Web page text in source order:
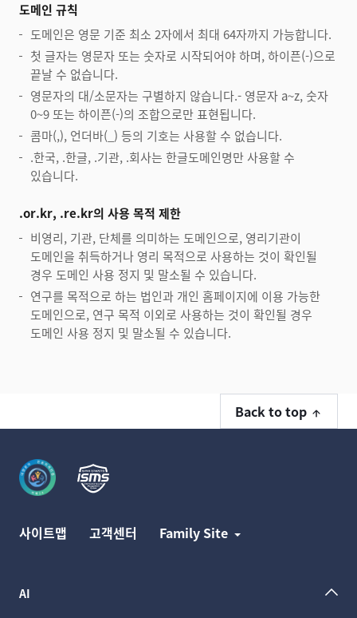
도메인 규칙
도메인은 영문 기준 최소 2자에서 최대 64자까지 가능합니다.
첫 글자는 영문자 또는 숫자로 시작되어야 하며, 하이픈(-)으로
끝날 수 없습니다.
영문자의 대/소문자는 구별하지 않습니다.- 영문자 a~z, 숫자
0~9 또는 하이픈(-)의 조합으로만 표현됩니다.
콤마(,), 언더바(_) 등의 기호는 사용할 수 없습니다.
.한국, .한글, .기관, .회사는 한글도메인명만 사용할 수
있습니다.
.or.kr, .re.kr의 사용 목적 제한
비영리, 기관, 단체를 의미하는 도메인으로, 영리기관이
도메인을 취득하거나 영리 목적으로 사용하는 것이 확인될
경우 도메인 사용 정지 및 말소될 수 있습니다.
연구를 목적으로 하는 법인과 개인 홈페이지에 이용 가능한
도메인으로, 연구 목적 이외로 사용하는 것이 확인될 경우
도메인 사용 정지 및 말소될 수 있습니다.
사이트맵 고객센터 Family Site
AI
Back to top